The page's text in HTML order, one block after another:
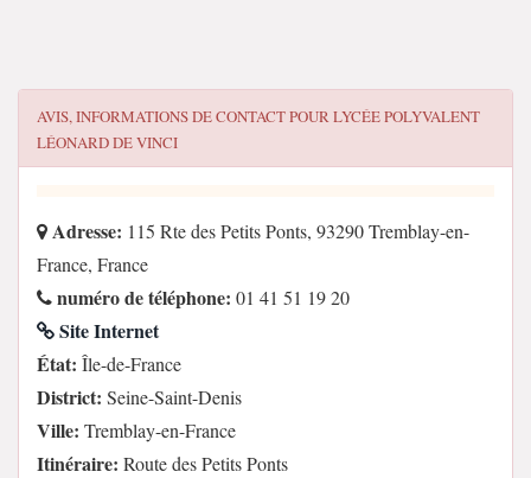
AVIS, INFORMATIONS DE CONTACT POURLYCÉE POLYVALENT
LÉONARD DE VINCI
Adresse: 115 Rte des Petits Ponts, 93290 Tremblay-en-
France, France
numéro de téléphone: 01 41 51 19 20
Site Internet
État: Île-de-France
District: Seine-Saint-Denis
Ville: Tremblay-en-France
Itinéraire: Route des Petits Ponts